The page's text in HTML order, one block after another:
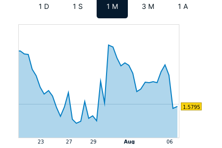
1 D 1 S 1 M 3 M 1 A